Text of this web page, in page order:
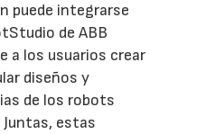
puede integrarse
de ABB
a los usuarios crear
diseños y
de los robots
estas